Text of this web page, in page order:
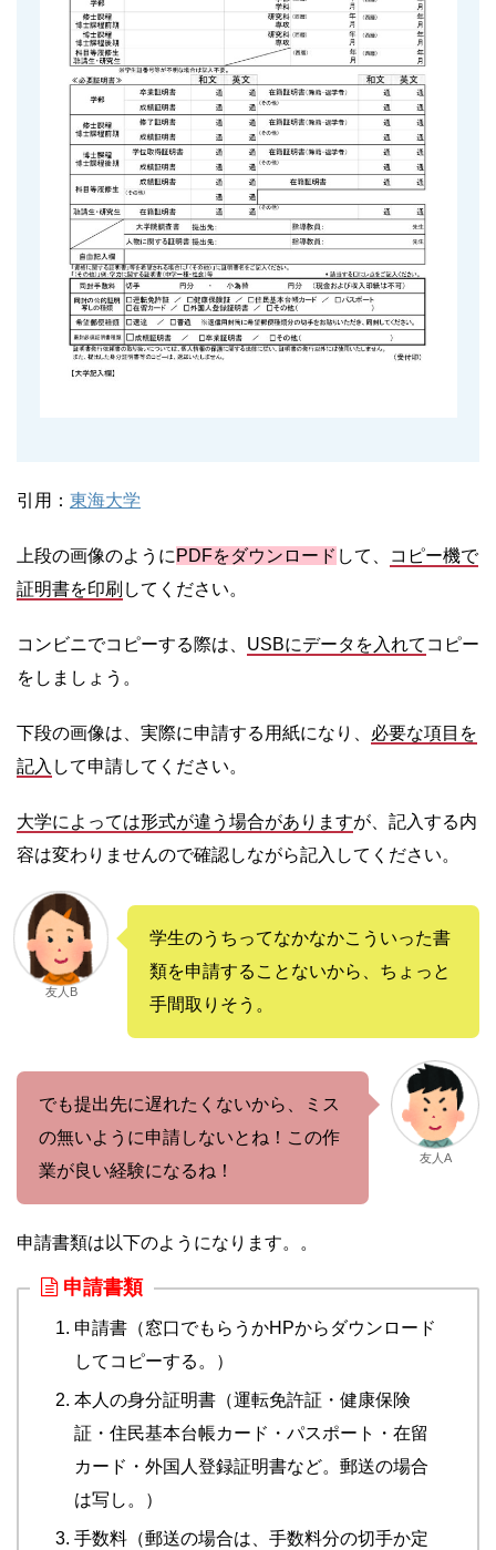
引用： 東海大学
上段の画像のように PDFをダウンロード して、
コピー機で
証明書を印刷 してください。
コンビニでコピーする際は、 USBにデータを入れて コピー
をしましょう。
下段の画像は、実際に申請する用紙になり、 必要な項目を
記入 して申請してください。
大学によっては形式が違う場合がありますが、記入する内
容は変わりませんので確認しながら記入してください。
友人B
学生のうちってなかなかこういった書
類を申請することないから、ちょっと
手間取りそう。
でも提出先に遅れたくないから、ミス
の無いように申請しないとね！この作
業が良い経験になるね！
友人A
申請書類は以下のようになります。。
申請書類
申請書（窓口でもらうかHPからダウンロード
してコピーする。）
本人の身分証明書（運転免許証・健康保険
証・住民基本台帳カード・パスポート・在留
カード・外国人登録証明書など。郵送の場合
は写し。）
手数料（郵送の場合は、手数料分の切手か定